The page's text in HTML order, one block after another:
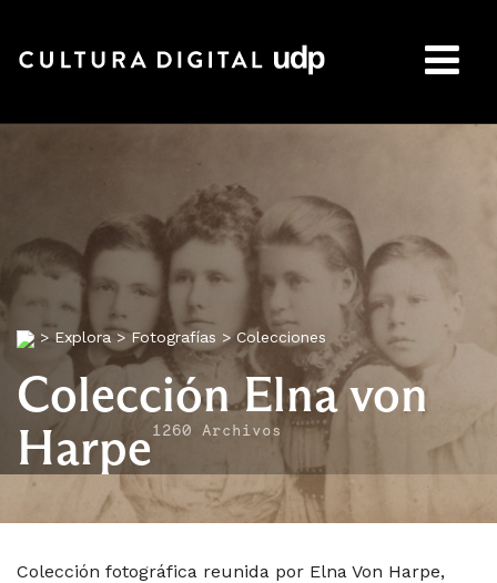
>Explora >Fotografías >Colecciones
Colección Elna von
Harpe1260 Archivos
Colección fotográfica reunida por Elna Von Harpe,